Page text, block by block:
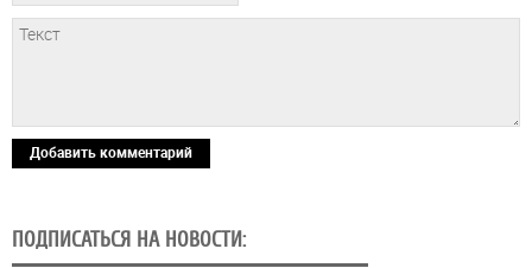
Добавить комментарий
ПОДПИСАТЬСЯ НА НОВОСТИ: